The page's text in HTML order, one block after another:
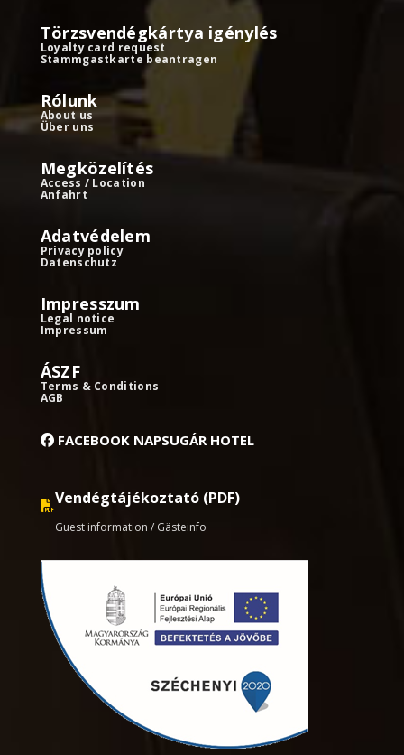
Törzsvendégkártya igénylés
Loyalty card request
Stammgastkarte beantragen
Rólunk
About us
Über uns
Megközelítés
Access / Location
Anfahrt
Adatvédelem
Privacy policy
Datenschutz
Impresszum
Legal notice
Impressum
ÁSZF
Terms & Conditions
AGB
FACEBOOK NAPSUGÁR HOTEL
Vendégtájékoztató (PDF)
Guest information / Gästeinfo